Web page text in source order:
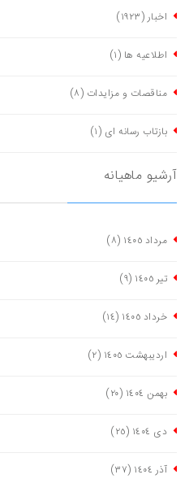
اخبار(١٩٢٣)
اطلاعیه ها (١)
مناقصات و مزایدات (٨)
بازتاب رسانه ای (١)
آرشیو ماهیانه
مرداد ١٤٠٥ (٨)
تیر ١٤٠٥ (٩)
خرداد ١٤٠٥ (١٤)
اردیبهشت ١٤٠٥ (٢)
بهمن ١٤٠٤ (٢٠)
دی ١٤٠٤ (٢٥)
آذر ١٤٠٤ (٣٧)